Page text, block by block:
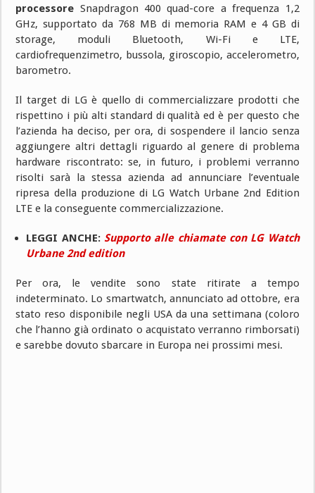
processore Snapdragon 400 quad-core a frequenza 1,2
GHz, supportato da 768 MB di memoria RAM e 4 GB di
storage, moduli Bluetooth, Wi-Fi e LTE,
cardiofrequenzimetro, bussola, giroscopio, accelerometro,
barometro.
Il target di LG è quello di commercializzare prodotti che
rispettino i più alti standard di qualità ed è per questo che
l’azienda ha deciso, per ora, di sospendere il lancio senza
aggiungere altri dettagli riguardo al genere di problema
hardware riscontrato: se, in futuro, i problemi verranno
risolti sarà la stessa azienda ad annunciare l’eventuale
ripresa della produzione di LG Watch Urbane 2nd Edition
LTE e la conseguente commercializzazione.
LEGGI ANCHE: Supporto alle chiamate con LG Watch
Urbane 2nd edition
Per ora, le vendite sono state ritirate a tempo
indeterminato. Lo smartwatch, annunciato ad ottobre, era
stato reso disponibile negli USA da una settimana (coloro
che l’hanno già ordinato o acquistato verranno rimborsati)
e sarebbe dovuto sbarcare in Europa nei prossimi mesi.